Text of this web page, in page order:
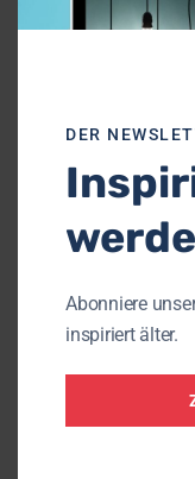
DER
Abonniere
inspiriert älter.